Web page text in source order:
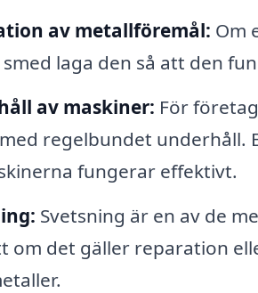
av metallföremål: Om
laga den så att den
av maskiner: För
regelbundet underhåll.
fungerar effektivt.
Svetsning är en av de
om det gäller reparation